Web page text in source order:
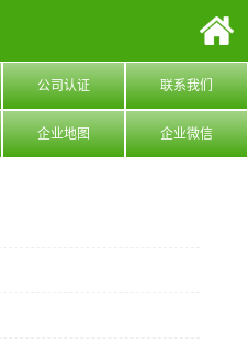
公司认证 联系我们
企业地图 企业微信